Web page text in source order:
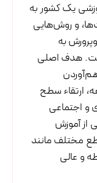
یک کشور به
و روش‌هایی
به
هدف اصلی
ارتقاء سطح
و اجتماعی
آموزش
مختلف مانند
و عالی